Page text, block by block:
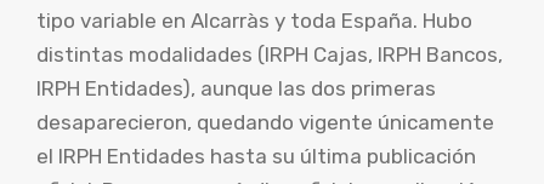
tipo variable en Alcarràs y toda España. Hubo
distintas modalidades (IRPH Cajas, IRPH Bancos,
IRPH Entidades), aunque las dos primeras
desaparecieron, quedando vigente únicamente
el IRPH Entidades hasta su última publicación